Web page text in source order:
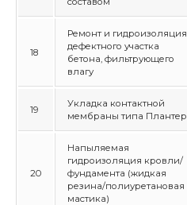
18
Ремонт и гидроизоляция
дефектного участка
бетона, фильтрующего
влагу
19
Укладка контактной
мембраны типа Плантер
20
Напыляемая
гидроизоляция кровли/
фундамента (жидкая
резина/полиуретановая
мастика)